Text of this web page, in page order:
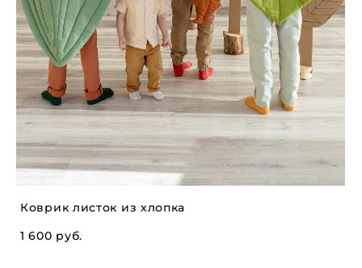
Коврик листок из хлопка
1 600 pуб.